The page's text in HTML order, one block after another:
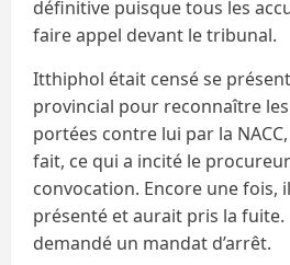
définitive puisque tous les
faire appel devant le tribunal.
Itthiphol était censé se
provincial pour reconnaître
portées contre lui par la NACC,
fait, ce qui a incité le
convocation. Encore une fois, il
présenté et aurait pris la
demandé un mandat d’arrêt.